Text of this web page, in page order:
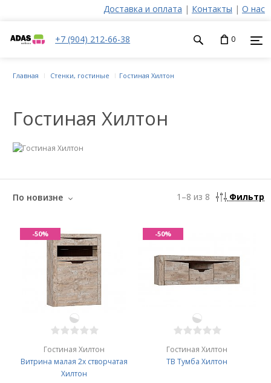
Доставка и оплата | Контакты | О нас
+7 (904) 212-66-38 0
Главная Стенки, гостиные Гостиная Хилтон
Гостиная Хилтон
1 –8 из 8
По новизне Фильтр
Гостиная Хилтон
Витрина малая 2х створчатая
Хилтон
-50%
Гостиная Хилтон
ТВ Тумба Хилтон
-50%